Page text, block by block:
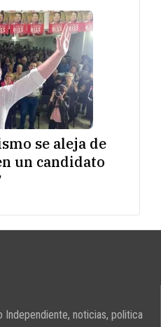
se aleja de
un candidato
noticias, politica